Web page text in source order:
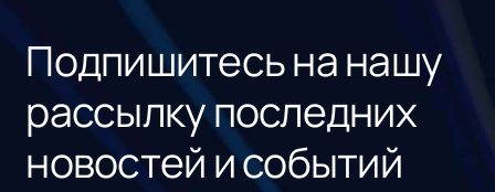
Подпишитесь на нашу
рассылку последних
новостей и событий